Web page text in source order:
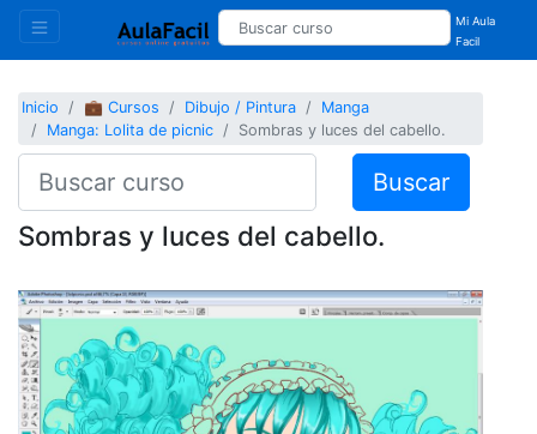
Mi Aula
Facil
Inicio 💼 Cursos Dibujo / Pintura
Manga
Manga: Lolita de picnic
Sombras y luces del cabello.
Buscar
Sombras y luces del cabello.